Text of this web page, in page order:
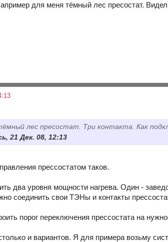
для меня тёмный лес пресостат.
лес пресостат. Три контакта. Как
21 Дек. 08, 12:13
прессостатом таков.
два уровня мощности нагрева. Один -
соединить свои ТЭНы и контакты
порог переключения прессостата на
и вариантов. Я для примера возьму